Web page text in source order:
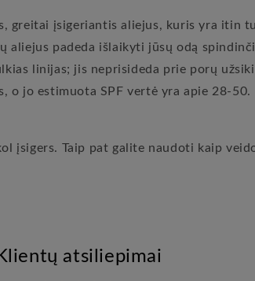
greitai įsigeriantis aliejus, kuris yra itin
aliejus padeda išlaikyti jūsų odą
linijas; jis neprisideda prie porų
o jo estimuota SPF vertė yra apie 28-50.
įsigers. Taip pat galite naudoti kaip
atsiliepimai